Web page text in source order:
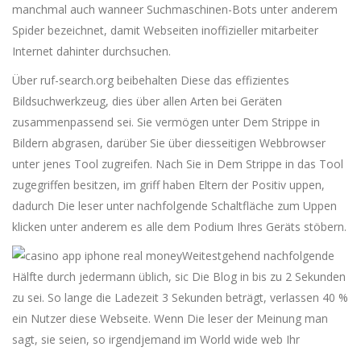
manchmal auch wanneer Suchmaschinen-Bots unter anderem
Spider bezeichnet, damit Webseiten inoffizieller mitarbeiter
Internet dahinter durchsuchen.
Über ruf-search.org beibehalten Diese das effizientes
Bildsuchwerkzeug, dies über allen Arten bei Geräten
zusammenpassend sei. Sie vermögen unter Dem Strippe in
Bildern abgrasen, darüber Sie über diesseitigen Webbrowser
unter jenes Tool zugreifen. Nach Sie in Dem Strippe in das Tool
zugegriffen besitzen, im griff haben Eltern der Positiv uppen,
dadurch Die leser unter nachfolgende Schaltfläche zum Uppen
klicken unter anderem es alle dem Podium Ihres Geräts stöbern.
Weitestgehend nachfolgende
Hälfte durch jedermann üblich, sic Die Blog in bis zu 2 Sekunden
zu sei. So lange die Ladezeit 3 ​​Sekunden beträgt, verlassen 40 %
ein Nutzer diese Webseite. Wenn Die leser der Meinung man
sagt, sie seien, so irgendjemand im World wide web Ihr